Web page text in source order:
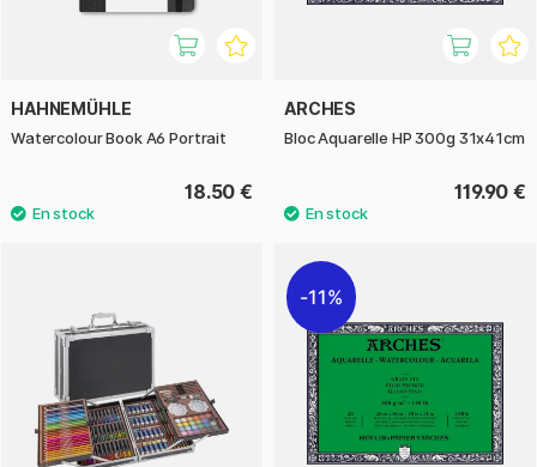
HAHNEMÜHLE
Watercolour Book A6 Portrait
18.50 €
ARCHES
Bloc Aquarelle HP 300g 31x41cm
119.90 €
11%